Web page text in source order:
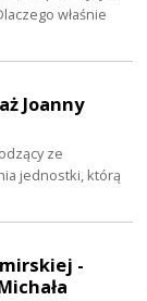
właśnie
Joanny
ze
jednostki, którą
-